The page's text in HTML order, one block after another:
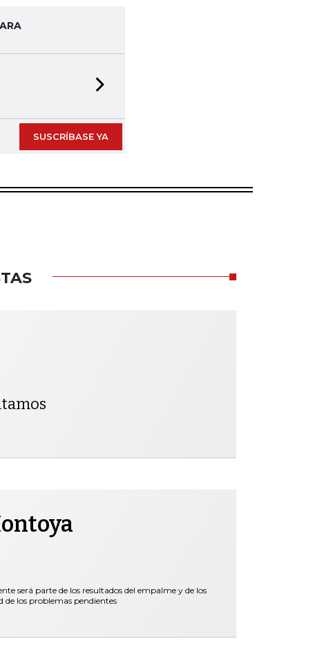
SUSCRÍBASE YA
será parte de los resultados del empalme y de los
los problemas pendientes